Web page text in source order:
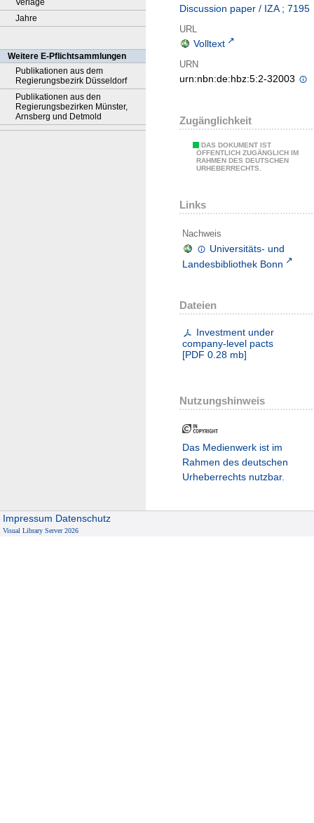
Verlage
Jahre
Weitere E-Pflichtsammlungen
Publikationen aus dem
Regierungsbezirk Düsseldorf
Publikationen aus den
Regierungsbezirken Münster,
Arnsberg und Detmold
Discussion paper / IZA ; 7195
URL
Volltext
URN
urn:nbn:de:hbz:5:2-32003
Zugänglichkeit
DAS DOKUMENT IST
ÖFFENTLICH ZUGÄNGLICH IM
RAHMEN DES DEUTSCHEN
URHEBERRECHTS.
Links
Nachweis
Universitäts- und
Landesbibliothek Bonn
Dateien
Investment under
company-level pacts
[PDF 0.28 mb]
Nutzungshinweis
Das Medienwerk ist im
Rahmen des deutschen
Urheberrechts nutzbar.
Impressum Datenschutz
Visual Library Server 2026